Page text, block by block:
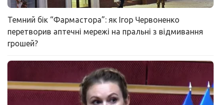
Темний бік “Фармастора”: як Ігор Червоненко
перетворив аптечні мережі на пральні з відмивання
грошей?